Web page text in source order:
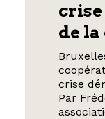
de
crise
Par